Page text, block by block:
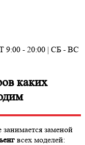
9:00 - 20:00 | СБ - ВС
каких
заменой
всех моделей: